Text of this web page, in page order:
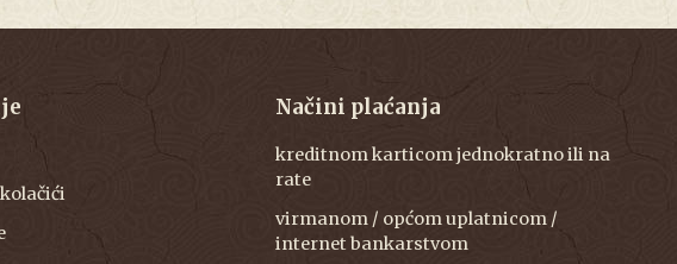
Načini plaćanja
kreditnom karticom jednokratno ili na
rate
virmanom / općom uplatnicom /
internet bankarstvom